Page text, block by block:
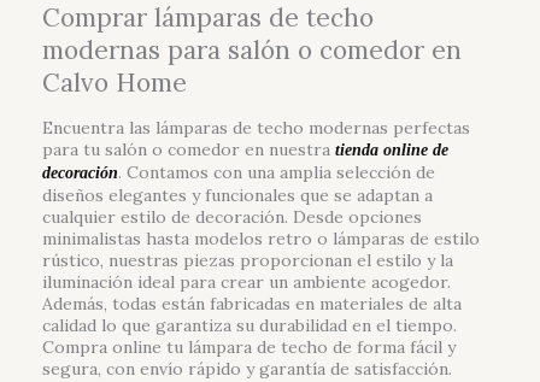
Comprar lámparas de techo
modernas para salón o comedor en
Calvo Home
Encuentra las lámparas de techo modernas perfectas
para tu salón o comedor en nuestra tienda online de
decoración. Contamos con una amplia selección de
diseños elegantes y funcionales que se adaptan a
cualquier estilo de decoración. Desde opciones
minimalistas hasta modelos retro o lámparas de estilo
rústico, nuestras piezas proporcionan el estilo y la
iluminación ideal para crear un ambiente acogedor.
Además, todas están fabricadas en materiales de alta
calidad lo que garantiza su durabilidad en el tiempo.
Compra online tu lámpara de techo de forma fácil y
segura, con envío rápido y garantía de satisfacción.